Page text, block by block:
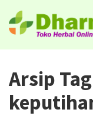
Arsip